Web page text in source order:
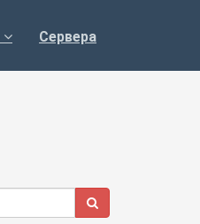
Сервера